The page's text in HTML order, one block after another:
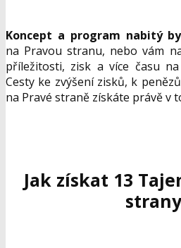
Koncept a program nabitý
na Pravou stranu, nebo vám
příležitosti, zisk a více času
Cesty ke zvýšení zisků, k
na Pravé straně získáte právě v
Jak získat 13